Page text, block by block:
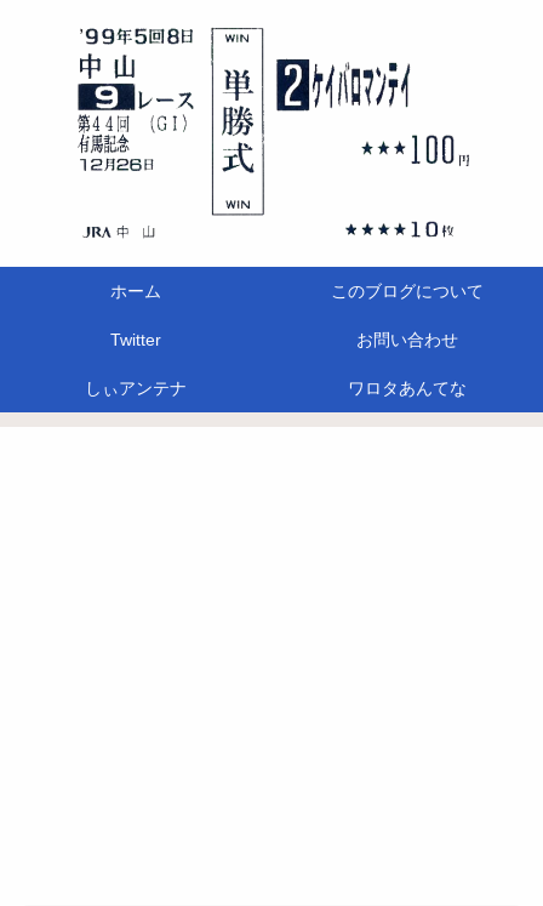
ホーム このブログについて
Twitter お問い合わせ
しぃアンテナ ワロタあんてな